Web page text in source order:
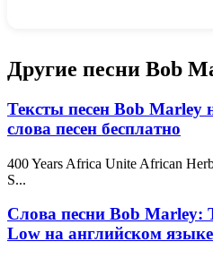
Другие песни Bob
Тексты песен Bob Marley
слова песен бесплатно
400 Years Africa Unite African
S...
Слова песни Bob Marley:
Low на английском языке